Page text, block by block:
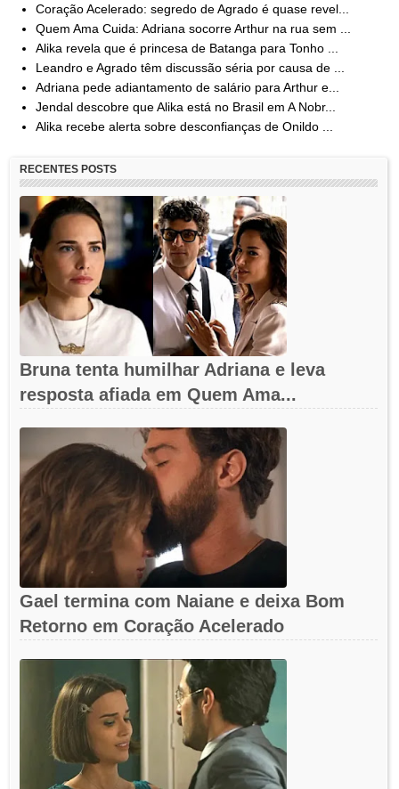
Coração Acelerado: segredo de Agrado é quase revel...
Quem Ama Cuida: Adriana socorre Arthur na rua sem ...
Alika revela que é princesa de Batanga para Tonho ...
Leandro e Agrado têm discussão séria por causa de ...
Adriana pede adiantamento de salário para Arthur e...
Jendal descobre que Alika está no Brasil em A Nobr...
Alika recebe alerta sobre desconfianças de Onildo ...
RECENTES POSTS
Bruna tenta humilhar Adriana e leva
resposta afiada em Quem Ama...
Gael termina com Naiane e deixa Bom
Retorno em Coração Acelerado